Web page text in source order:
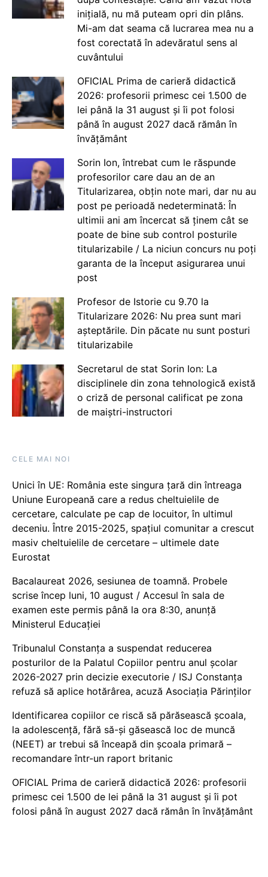
inițială, nu mă puteam opri din plâns.
Mi-am dat seama că lucrarea mea nu a
fost corectată în adevăratul sens al
cuvântului
OFICIAL Prima de carieră didactică
2026: profesorii primesc cei 1.500 de
lei până la 31 august și îi pot folosi
până în august 2027 dacă rămân în
învățământ
Sorin Ion, întrebat cum le răspunde
profesorilor care dau an de an
Titularizarea, obțin note mari, dar nu au
post pe perioadă nedeterminată: În
ultimii ani am încercat să ținem cât se
poate de bine sub control posturile
titularizabile / La niciun concurs nu poți
garanta de la început asigurarea unui
post
Profesor de Istorie cu 9.70 la
Titularizare 2026: Nu prea sunt mari
așteptările. Din păcate nu sunt posturi
titularizabile
Secretarul de stat Sorin Ion: La
disciplinele din zona tehnologică există
o criză de personal calificat pe zona
de maiștri-instructori
CELE MAI NOI
Unici în UE: România este singura țară din întreaga
Uniune Europeană care a redus cheltuielile de
cercetare, calculate pe cap de locuitor, în ultimul
deceniu. Între 2015-2025, spațiul comunitar a crescut
masiv cheltuielile de cercetare – ultimele date
Eurostat
Bacalaureat 2026, sesiunea de toamnă. Probele
scrise încep luni, 10 august / Accesul în sala de
examen este permis până la ora 8:30, anunță
Ministerul Educației
Tribunalul Constanța a suspendat reducerea
posturilor de la Palatul Copiilor pentru anul școlar
2026-2027 prin decizie executorie / ISJ Constanța
refuză să aplice hotărârea, acuză Asociația Părinților
Identificarea copiilor ce riscă să părăsească școala,
la adolescență, fără să-și găsească loc de muncă
(NEET) ar trebui să înceapă din școala primară –
recomandare într-un raport britanic
OFICIAL Prima de carieră didactică 2026: profesorii
primesc cei 1.500 de lei până la 31 august și îi pot
folosi până în august 2027 dacă rămân în învățământ